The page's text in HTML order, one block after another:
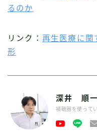
るのか
リンク： 再生医療に関
形
深井 順一
補聴器を使って